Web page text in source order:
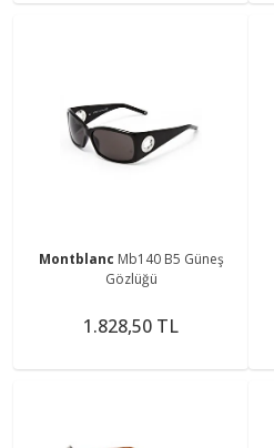
Montblanc Mb140 B5 Güneş
Gözlüğü
1.828,50 TL